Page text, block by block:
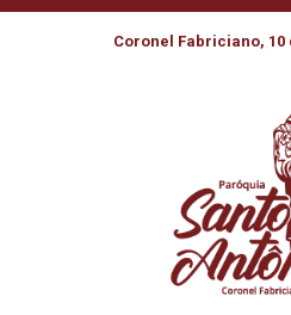
Coronel Fabriciano, 10
PAPA: OS
E ACUTIS
DESPERDIÇAR
FAZER DELA